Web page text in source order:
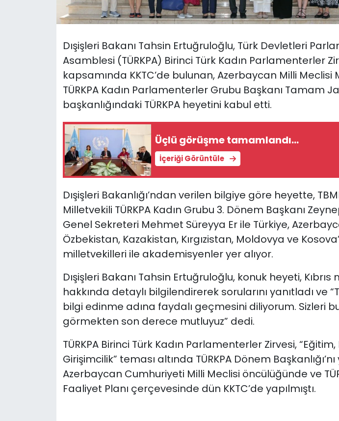
Dışişleri Bakanı Tahsin Ertuğruloğlu, Türk Devletleri
Asamblesi (TÜRKPA) Birinci Türk Kadın Parlamenterler
kapsamında KKTC’de bulunan, Azerbaycan Milli Meclisi
TÜRKPA Kadın Parlamenterler Grubu Başkanı Tamam
başkanlığındaki TÜRKPA heyetini kabul etti.
Üçlü görüşme tamamlandı...
İçeriği Görüntüle
Dışişleri Bakanlığı’ndan verilen bilgiye göre heyette,
Milletvekili TÜRKPA Kadın Grubu 3. Dönem Başkanı Zeynep
Genel Sekreteri Mehmet Süreyya Er ile Türkiye,
Özbekistan, Kazakistan, Kırgızistan, Moldovya ve
milletvekilleri ile akademisyenler yer alıyor.
Dışişleri Bakanı Tahsin Ertuğruloğlu, konuk heyeti, Kıbrıs
hakkında detaylı bilgilendirerek sorularını yanıtladı ve
bilgi edinme adına faydalı geçmesini diliyorum. Sizleri
görmekten son derece mutluyuz” dedi.
TÜRKPA Birinci Türk Kadın Parlamenterler Zirvesi,
Girişimcilik” teması altında TÜRKPA Dönem
Azerbaycan Cumhuriyeti Milli Meclisi öncülüğünde ve
Faaliyet Planı çerçevesinde dün KKTC’de yapılmıştı.
SAĞLIK
Teknoloji
Video Galeri
Yazarlar